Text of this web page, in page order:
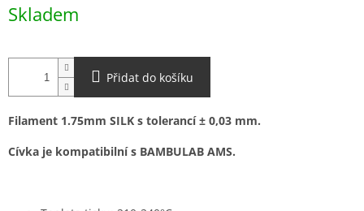
cena:
Skladem
Přidat do košíku
Filament 1.75mm SILK s tolerancí ± 0,03 mm.
Cívka je kompatibilní s BAMBULAB AMS.